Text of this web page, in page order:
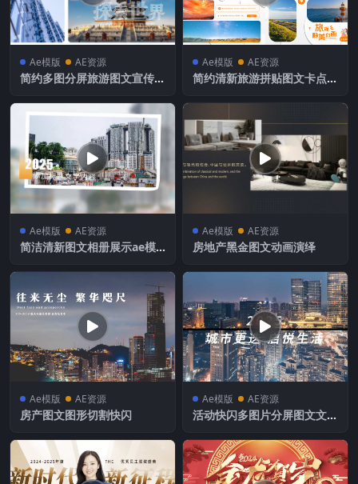
Ae模版 AE资源
简约多图分屏旅游图文宣传A
Ae模版 AE资源
简约清新旅游拼贴图文卡点快
Ae模版 AE资源
简洁清新图文相册展示ae模
Ae模版 AE资源
房地产黑金图文动画演绎
Ae模版 AE资源
房产图文图形切割快闪
Ae模版 AE资源
活动快闪多图片分屏图文文字